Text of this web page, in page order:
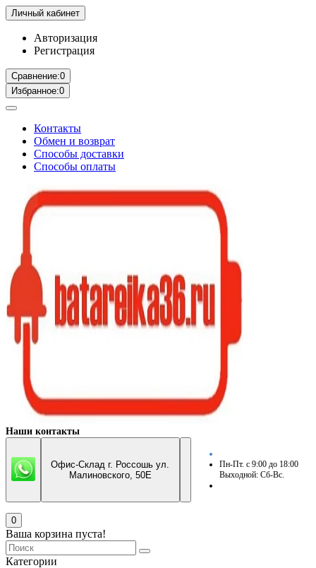
Личный кабинет
Авторизация
Регистрация
Сравнение:0
Избранное:0
Контакты
Обмен и возврат
Способы доставки
Способы оплаты
Наши контакты
Офис-Склад г. Россошь ул.
Малиновского, 50Е
Пн-Пт. с 9:00 до 18:00
Выходной: Сб-Вс.
0
Ваша корзина пуста!
Категории